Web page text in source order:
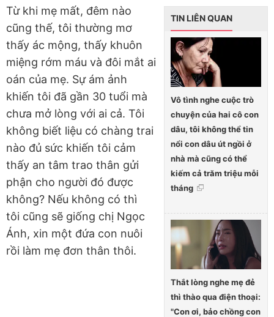
TIN LIÊN QUAN
Vô tình nghe cuộc trò
chuyện của hai cô con
dâu, tôi không thể tin
nổi con dâu út ngồi ở
nhà mà cũng có thể
kiếm cả trăm triệu mỗi
tháng
Thắt lòng nghe mẹ đẻ
thì thào qua điện thoại:
"Con ơi, bảo chồng con
Từ khi mẹ mất, đêm nào
cũng thế, tôi thường mơ
thấy ác mộng, thấy khuôn
miệng rớm máu và đôi mắt ai
oán của mẹ. Sự ám ảnh
khiến tôi đã gần 30 tuổi mà
chưa mở lòng với ai cả. Tôi
không biết liệu có chàng trai
nào đủ sức khiến tôi cảm
thấy an tâm trao thân gửi
phận cho người đó được
không? Nếu không có thì
tôi cũng sẽ giống chị Ngọc
Ánh, xin một đứa con nuôi
rồi làm mẹ đơn thân thôi.